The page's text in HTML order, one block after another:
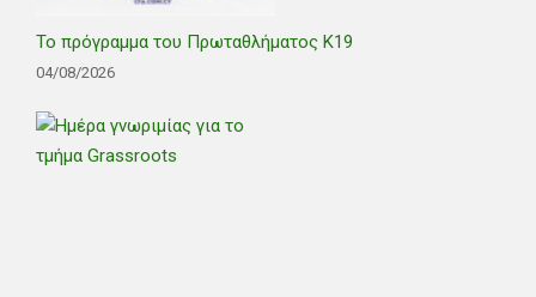
Το πρόγραμμα του Πρωταθλήματος Κ19
04/08/2026